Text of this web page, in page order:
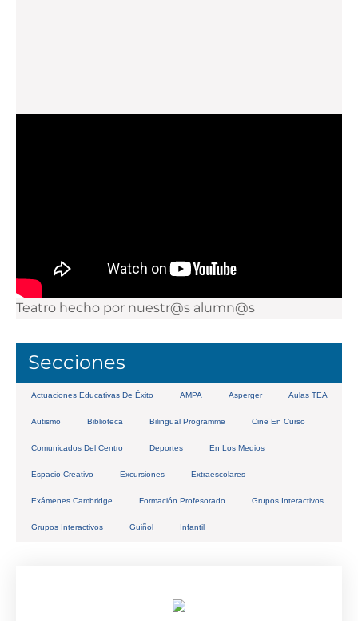
Teatro hecho por nuestr@s alumn@s
Secciones
Actuaciones Educativas De Éxito AMPA Asperger Aulas TEA
Autismo Biblioteca Bilingual Programme Cine En Curso
Comunicados Del Centro Deportes En Los Medios
Espacio Creativo Excursiones Extraescolares
Exámenes Cambridge Formación Profesorado Grupos Interactivos
Grupos Interactivos Guiñol Infantil